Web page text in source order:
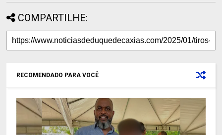
COMPARTILHE:
RECOMENDADO PARA VOCÊ